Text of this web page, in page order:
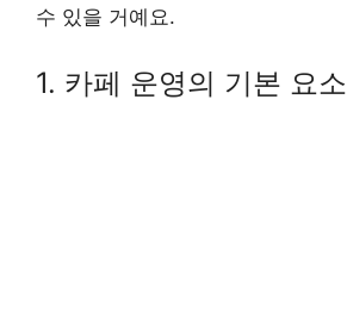
수 있을 거예요.
1. 카페 운영의 기본 요소